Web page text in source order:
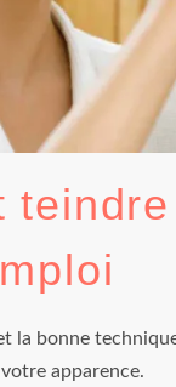
la bonne
apparence.